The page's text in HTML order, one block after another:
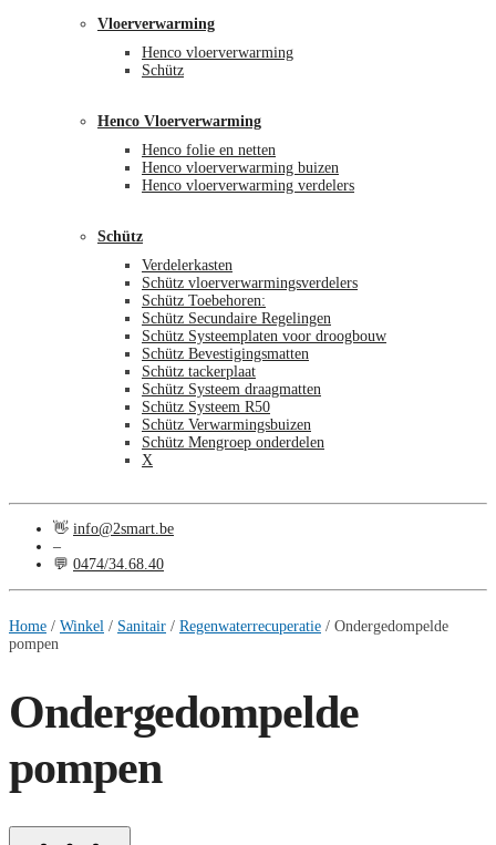
Vloerverwarming
Henco vloerverwarming
Schütz
Henco Vloerverwarming
Henco folie en netten
Henco vloerverwarming buizen
Henco vloerverwarming verdelers
Schütz
Verdelerkasten
Schütz vloerverwarmingsverdelers
Schütz Toebehoren:
Schütz Secundaire Regelingen
Schütz Systeemplaten voor droogbouw
Schütz Bevestigingsmatten
Schütz tackerplaat
Schütz Systeem draagmatten
Schütz Systeem R50
Schütz Verwarmingsbuizen
Schütz Mengroep onderdelen
X
👋 info@2smart.be
–
💬 0474/34.68.40
Home / Winkel / Sanitair / Regenwaterrecuperatie / Ondergedompelde
pompen
Ondergedompelde
pompen